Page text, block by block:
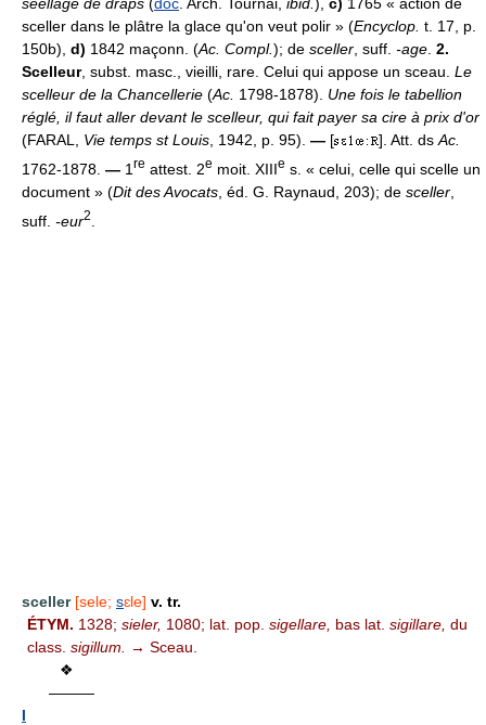
seellage de draps (doc. Arch. Tournai, ibid.), c) 1765 « action de
sceller dans le plâtre la glace qu'on veut polir » (Encyclop. t. 17, p.
150b), d) 1842 maçonn. (Ac. Compl.); de sceller, suff. -age. 2.
Scelleur, subst. masc., vieilli, rare. Celui qui appose un sceau. Le
scelleur de la Chancellerie (Ac. 1798-1878). Une fois le tabellion
réglé, il faut aller devant le scelleur, qui fait payer sa cire à prix d'or
(FARAL, Vie temps st Louis, 1942, p. 95). — [ ]. Att. dsAc.
1762-1878. — 1 re attest. 2e moit. XIIIe s. « celui, celle qui scelle un
document » (Dit des Avocats , éd. G. Raynaud, 203); de sceller
suff. -eur2
sceller [sele; sɛle] v. tr.
ÉTYM. 1328; sieler, 1080; lat. pop. sigellare, bas lat. sigillare, du
class. sigillum.
→ Sceau.
❖
———
I